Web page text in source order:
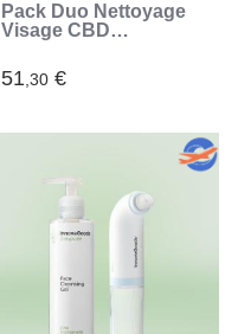
Pack Duo Nettoyage
Visage CBD
51,30 €